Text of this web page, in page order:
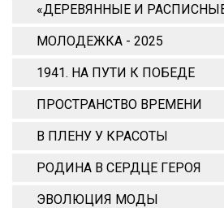
«ДЕРЕВЯННЫЕ И
МОЛОДЕЖКА - 2025
1941. НА ПУТИ К ПОБЕДЕ
ПРОСТРАНСТВО ВРЕМЕНИ
В ПЛЕНУ У КРАСОТЫ
РОДИНА В СЕРДЦЕ ГЕРОЯ
ЭВОЛЮЦИЯ МОДЫ